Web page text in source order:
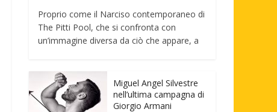
Proprio come il Narciso contemporaneo di
The Pitti Pool, che si confronta con
un’immagine diversa da ciò che appare, a
Miguel Angel Silvestre
nell’ultima campagna di
Giorgio Armani